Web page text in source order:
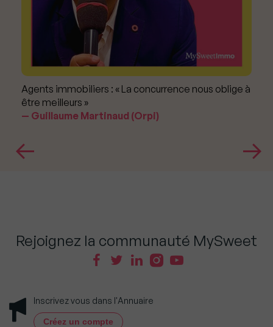
Agents immobiliers : « La concurrence nous oblige à
être meilleurs »
Guillaume Martinaud (Orpi)
Rejoignez la communauté MySweet
Inscrivez vous dans l'Annuaire
Créez un compte